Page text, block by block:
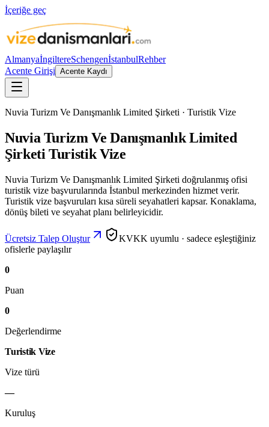
İçeriğe geç
AlmanyaİngiltereSchengenİstanbulRehber
Acente Girişi Acente Kaydı
Nuvia Turizm Ve Danışmanlık Limited Şirketi · Turistik Vize
Nuvia Turizm Ve Danışmanlık Limited
Şirketi Turistik Vize
Nuvia Turizm Ve Danışmanlık Limited Şirketi doğrulanmış ofisi
turistik vize başvurularında İstanbul merkezinden hizmet verir.
Turistik vize başvuruları kısa süreli seyahatleri kapsar. Konaklama,
dönüş bileti ve seyahat planı belirleyicidir.
Ücretsiz Talep Oluştur
KVKK uyumlu · sadece eşleştiğiniz
ofislerle paylaşılır
0
Puan
0
Değerlendirme
Turistik Vize
Vize türü
—
Kuruluş